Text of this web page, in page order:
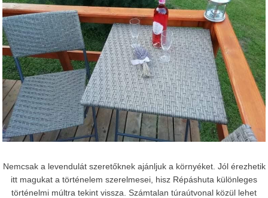
Nemcsak a levendulát szeretőknek ajánljuk a környéket. Jól érezhetik
itt magukat a történelem szerelmesei, hisz Répáshuta különleges
történelmi múltra tekint vissza. Számtalan túraútvonal közül lehet